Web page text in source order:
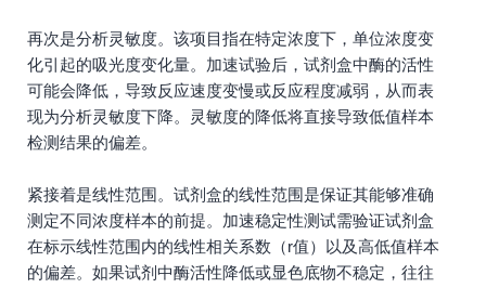
再次是分析灵敏度。该项目指在特定浓度下，单位浓度变
化引起的吸光度变化量。加速试验后，试剂盒中酶的活性
可能会降低，导致反应速度变慢或反应程度减弱，从而表
现为分析灵敏度下降。灵敏度的降低将直接导致低值样本
检测结果的偏差。
紧接着是线性范围。试剂盒的线性范围是保证其能够准确
测定不同浓度样本的前提。加速稳定性测试需验证试剂盒
在标示线性范围内的线性相关系数（r值）以及高低值样本
的偏差。如果试剂中酶活性降低或显色底物不稳定，往往